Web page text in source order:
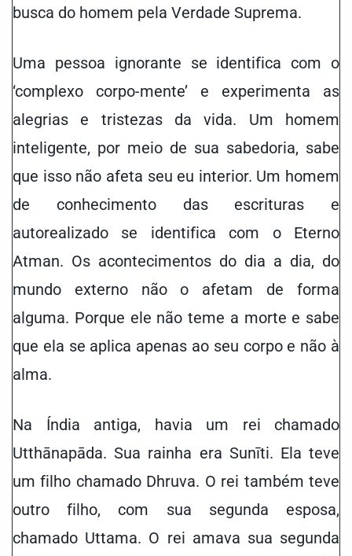
busca do homem pela Verdade Suprema.
Uma pessoa ignorante se identifica com o
‘complexo corpo-mente’ e experimenta as
alegrias e tristezas da vida. Um homem
inteligente, por meio de sua sabedoria, sabe
que isso não afeta seu eu interior. Um homem
de conhecimento das escrituras e
autorealizado se identifica com o Eterno
Atman. Os acontecimentos do dia a dia, do
mundo externo não o afetam de forma
alguma. Porque ele não teme a morte e sabe
que ela se aplica apenas ao seu corpo e não à
alma.
Na Índia antiga, havia um rei chamado
Utthānapāda. Sua rainha era Sunīti. Ela teve
um filho chamado Dhruva. O rei também teve
outro filho, com sua segunda esposa,
chamado Uttama. O rei amava sua segunda